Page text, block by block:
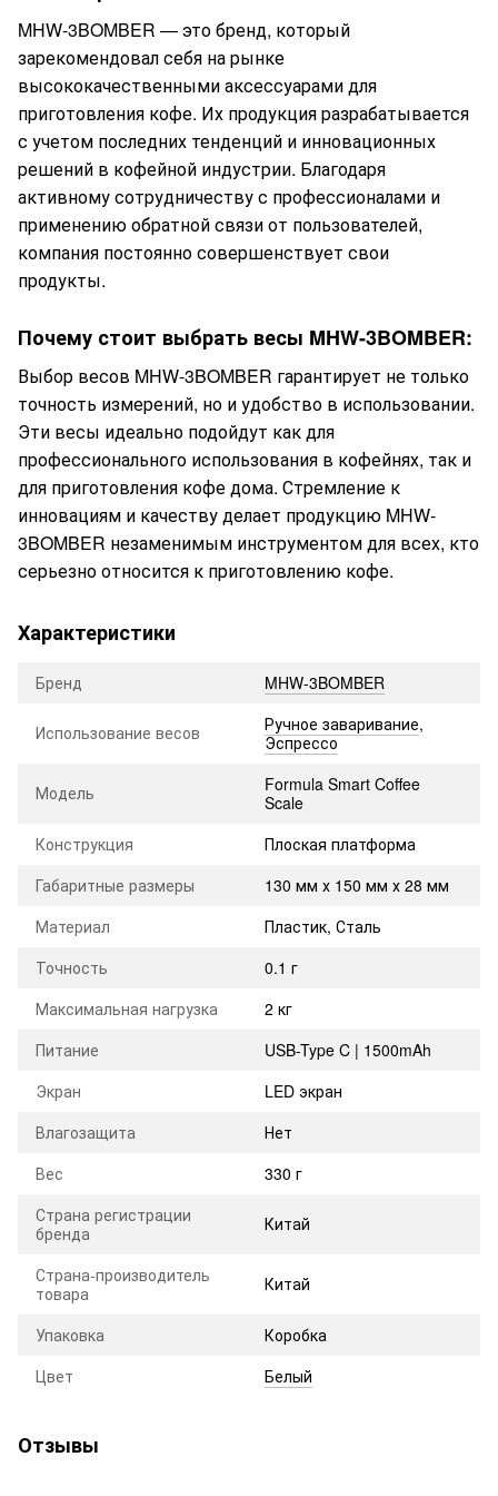
MHW-3BOMBER — это бренд, который
зарекомендовал себя на рынке
высококачественными аксессуарами для
приготовления кофе. Их продукция разрабатывается
с учетом последних тенденций и инновационных
решений в кофейной индустрии. Благодаря
активному сотрудничеству с профессионалами и
применению обратной связи от пользователей,
компания постоянно совершенствует свои
продукты.
Почему стоит выбрать весы MHW-3BOMBER:
Выбор весов MHW-3BOMBER гарантирует не только
точность измерений, но и удобство в использовании.
Эти весы идеально подойдут как для
профессионального использования в кофейнях, так и
для приготовления кофе дома. Стремление к
инновациям и качеству делает продукцию MHW-
3BOMBER незаменимым инструментом для всех, кто
серьезно относится к приготовлению кофе.
Характеристики
Бренд MHW-3BOMBER
Использование весов Ручное заваривание,
Эспрессо
Модель
Formula Smart Coffee
Scale
Конструкция
Плоская платформа
Габаритные размеры
130 мм х 150 мм х 28 мм
Материал
Пластик, Сталь
Точность
0.1 г
Максимальная нагрузка
2 кг
Питание
USB-Type C | 1500mAh
Экран
LED экран
Влагозащита
Нет
Вес
330 г
Страна регистрации
бренда
Китай
Страна-производитель
товара
Китай
Упаковка
Коробка
Цвет
Белый
Отзывы